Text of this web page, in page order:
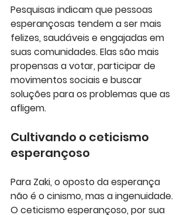
Pesquisas indicam que pessoas
esperançosas tendem a ser mais
felizes, saudáveis e engajadas em
suas comunidades. Elas são mais
propensas a votar, participar de
movimentos sociais e buscar
soluções para os problemas que as
afligem.
Cultivando o ceticismo
esperançoso
Para Zaki, o oposto da esperança
não é o cinismo, mas a ingenuidade.
O ceticismo esperançoso, por sua